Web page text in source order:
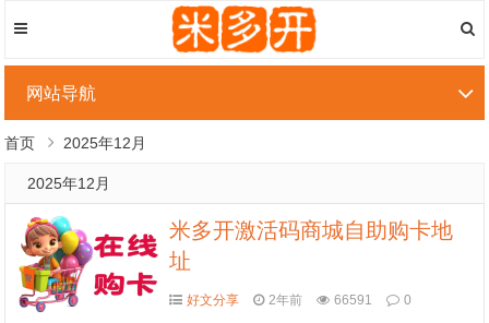
网站导航
首页 2025年12月
2025年12月
米多开激活码商城自助购卡地
址
好文分享 2年前 66591 0